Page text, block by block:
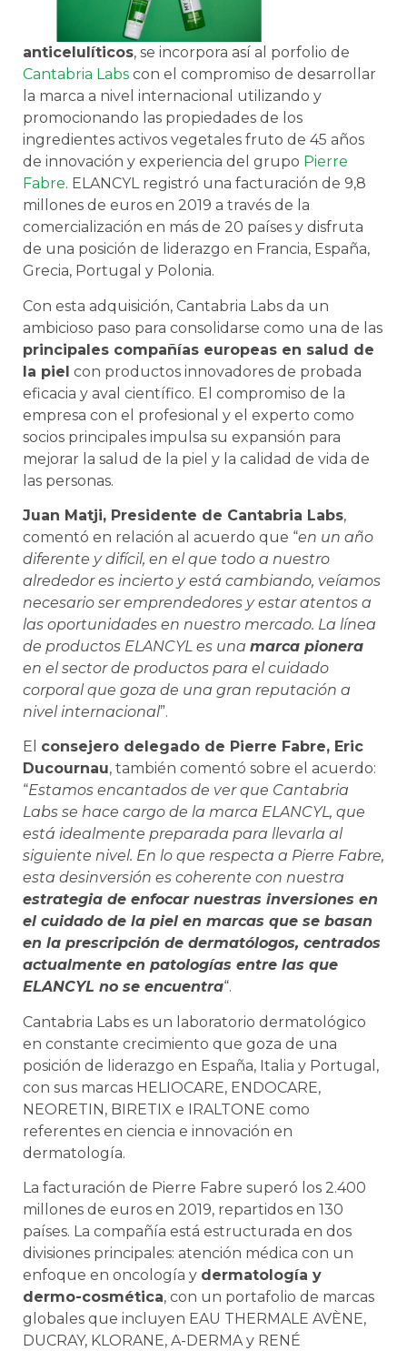
anticelulíticos, se incorpora así al porfolio de
Cantabria Labs con el compromiso de desarrollar
la marca a nivel internacional utilizando y
promocionando las propiedades de los
ingredientes activos vegetales fruto de 45 años
de innovación y experiencia del grupo Pierre
Fabre. ELANCYL registró una facturación de 9,8
millones de euros en 2019 a través de la
comercialización en más de 20 países y disfruta
de una posición de liderazgo en Francia, España,
Grecia, Portugal y Polonia.
Con esta adquisición, Cantabria Labs da un
ambicioso paso para consolidarse como una de las
principales compañías europeas en salud de
la piel con productos innovadores de probada
eficacia y aval científico. El compromiso de la
empresa con el profesional y el experto como
socios principales impulsa su expansión para
mejorar la salud de la piel y la calidad de vida de
las personas.
Juan Matji, Presidente de Cantabria Labs,
comentó en relación al acuerdo que “en un año
diferente y difícil, en el que todo a nuestro
alrededor es incierto y está cambiando, veíamos
necesario ser emprendedores y estar atentos a
las oportunidades en nuestro mercado. La línea
de productos ELANCYL es una marca pionera
en el sector de productos para el cuidado
corporal que goza de una gran reputación a
nivel internacional”.
El consejero delegado de Pierre Fabre, Eric
Ducournau, también comentó sobre el acuerdo:
“Estamos encantados de ver que Cantabria
Labs se hace cargo de la marca ELANCYL, que
está idealmente preparada para llevarla al
siguiente nivel. En lo que respecta a Pierre Fabre,
esta desinversión es coherente con nuestra
estrategia de enfocar nuestras inversiones en
el cuidado de la piel en marcas que se basan
en la prescripción de dermatólogos, centrados
actualmente en patologías entre las que
ELANCYL no se encuentra“.
Cantabria Labs es un laboratorio dermatológico
en constante crecimiento que goza de una
posición de liderazgo en España, Italia y Portugal,
con sus marcas HELIOCARE, ENDOCARE,
NEORETIN, BIRETIX e IRALTONE como
referentes en ciencia e innovación en
dermatología.
La facturación de Pierre Fabre superó los 2.400
millones de euros en 2019, repartidos en 130
países. La compañía está estructurada en dos
divisiones principales: atención médica con un
enfoque en oncología y dermatología y
dermo-cosmética, con un portafolio de marcas
globales que incluyen EAU THERMALE AVÈNE,
DUCRAY, KLORANE, A-DERMA y RENÉ